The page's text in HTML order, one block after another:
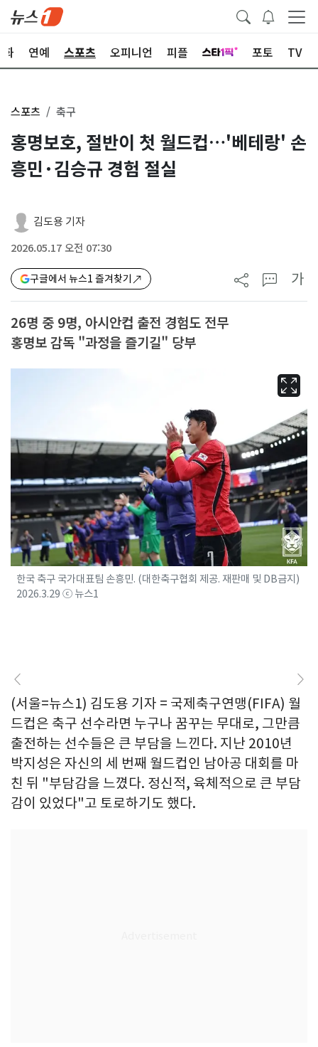
화 연예 스포츠 오피니언 피플 포토 TV
스포츠 축구
홍명보호, 절반이 첫 월드컵…'베테랑' 손
흥민·김승규 경험 절실
김도용 기자
2026.05.17 오전 07:30
구글에서 뉴스1 즐겨찾기 가
26명 중 9명, 아시안컵 출전 경험도 전무
홍명보 감독 "과정을 즐기길" 당부
한국 축구 국가대표팀 손흥민. (대한축구협회 제공. 재판매 및 DB금지)
2026.3.29 ⓒ 뉴스1
(서울=뉴스1) 김도용 기자 = 국제축구연맹(FIFA) 월
드컵은 축구 선수라면 누구나 꿈꾸는 무대로, 그만큼
출전하는 선수들은 큰 부담을 느낀다. 지난 2010년
박지성은 자신의 세 번째 월드컵인 남아공 대회를 마
친 뒤 "부담감을 느꼈다. 정신적, 육체적으로 큰 부담
감이 있었다"고 토로하기도 했다.